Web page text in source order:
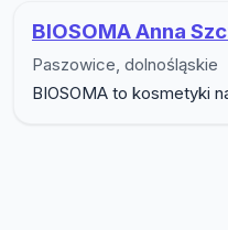
BIOSOMA Anna
Paszowice, dolnośląskie
BIOSOMA to kosmetyki